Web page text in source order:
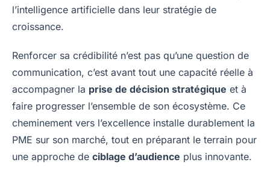
l’intelligence artificielle dans leur stratégie de
croissance.
Renforcer sa crédibilité n’est pas qu’une question de
communication, c’est avant tout une capacité réelle à
accompagner la prise de décision stratégique et à
faire progresser l’ensemble de son écosystème. Ce
cheminement vers l’excellence installe durablement la
PME sur son marché, tout en préparant le terrain pour
une approche de ciblage d’audience plus innovante.